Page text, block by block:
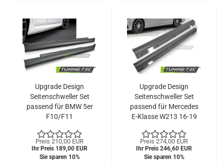
Upgrade Design
Seitenschweller Set
passend für BMW 5er
F10/F11
16
Preis 210,00 EUR
Ihr Preis 189,00 EUR
Sie sparen 10%
Upgrade Design
Seitenschweller Set
passend für Mercedes
E-Klasse W213 16-19
Preis 274,00 EUR
Ihr Preis 246,60 EUR
Sie sparen 10%